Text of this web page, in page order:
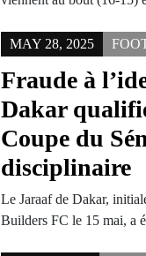
MAY 28, 2025
Fraude à
Dakar
Coupe du
disciplinaire
Le Jaraaf de Dakar,
Builders FC le 15 mai, a